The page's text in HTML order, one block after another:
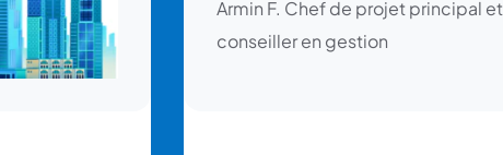
Armin F. Chef de projet principal et
conseiller en gestion